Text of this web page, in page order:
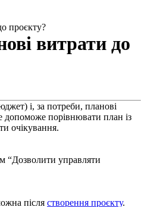
проєкту?
витрати до
і, за потреби, планові
порівнювати план із
очікування.
“Дозволити управляти
після створення проєкту.